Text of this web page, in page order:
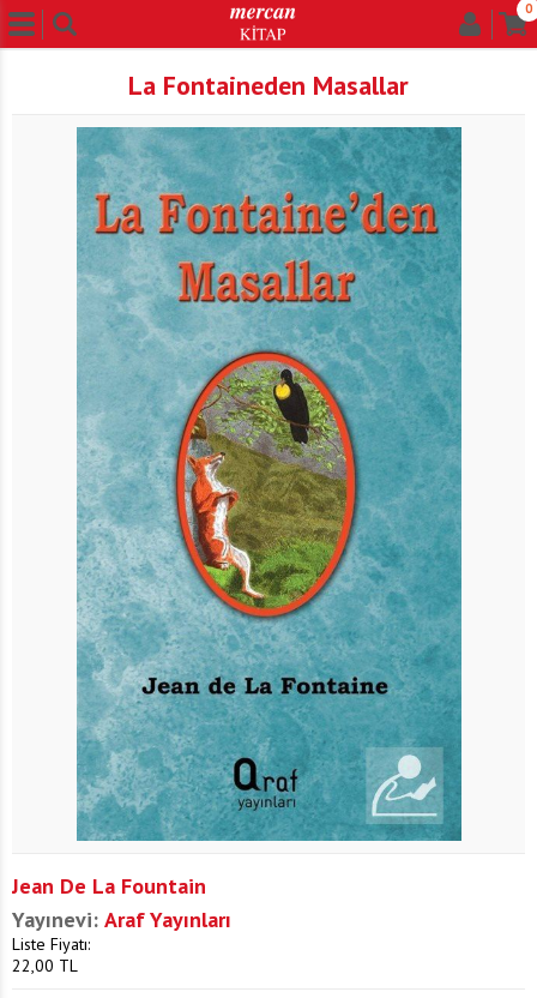
0
La Fontaineden Masallar
Jean De La Fountain
Yayınevi: Araf Yayınları
Liste Fiyatı:
22,00 TL